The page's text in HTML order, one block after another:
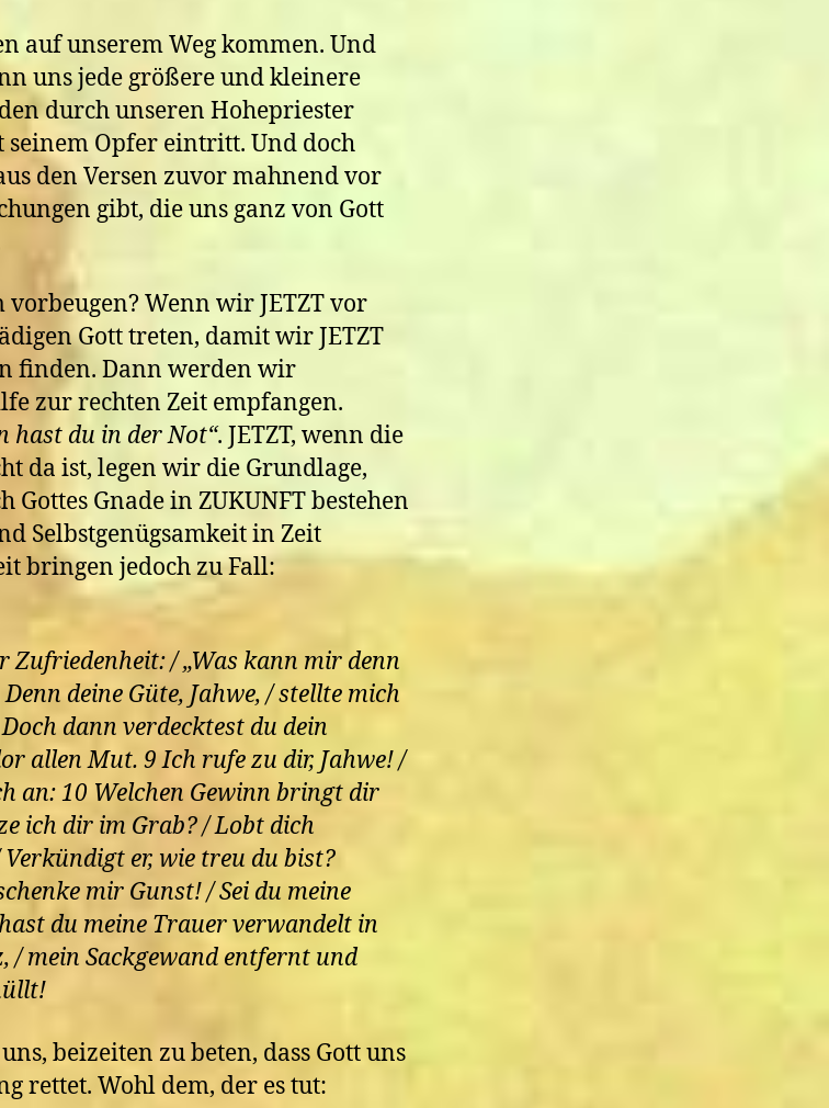
auf unserem Weg kommen. Und
uns jede größere und kleinere
durch unseren Hohepriester
seinem Opfer eintritt. Und doch
den Versen zuvor mahnend vor
gibt, die uns ganz von Gott
Wenn wir JETZT vor
Gott treten, damit wir JETZT
finden. Dann werden wir
zur rechten Zeit empfangen.
hast du in der Not“. JETZT, wenn die
da ist, legen wir die Grundlage,
Gottes Gnade in ZUKUNFT bestehen
Selbstgenügsamkeit in Zeit
bringen jedoch zu Fall:
Zufriedenheit: / „Was kann mir denn
deine Güte, Jahwe, / stellte mich
dann verdecktest du dein
allen Mut. 9 Ich rufe zu dir, Jahwe! /
an: 10 Welchen Gewinn bringt dir
ich dir im Grab? / Lobt dich
er, wie treu du bist?
mir Gunst! / Sei du meine
du meine Trauer verwandelt in
/ mein Sackgewand entfernt und
beizeiten zu beten, dass Gott uns
rettet. Wohl dem, der es tut: